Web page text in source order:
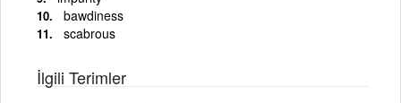
bawdiness
scabrous
İlgili Terimler